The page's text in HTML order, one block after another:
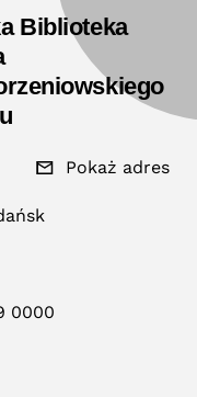
Biblioteka
Pokaż adres
0000